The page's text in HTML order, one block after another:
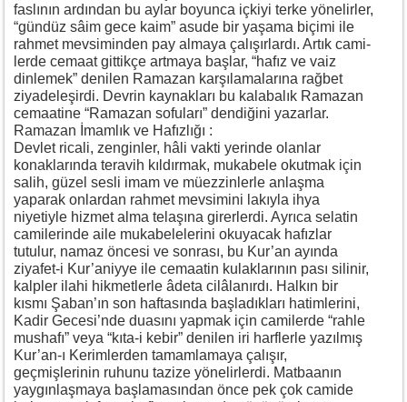
faslının ardından bu aylar boyunca içkiyi terke yönelirler,
“gündüz sâim gece kaim” asude bir yaşama biçimi ile
rahmet mevsiminden pay almaya çalışırlardı. Artık cami-
lerde cemaat gittikçe artmaya başlar, “hafız ve vaiz
dinlemek” denilen Ramazan karşılamalarına rağbet
ziyadeleşirdi. Devrin kaynakları bu kalabalık Ramazan
cemaatine “Ramazan sofuları” dendiğini yazarlar.
Ramazan İmamlık ve Hafızlığı :
Devlet ricali, zenginler, hâli vakti yerinde olanlar
konaklarında teravih kıldırmak, mukabele okutmak için
salih, güzel sesli imam ve müezzinlerle anlaşma
yaparak onlardan rahmet mevsimini lakıyla ihya
niyetiyle hizmet alma telaşına girerlerdi. Ayrıca selatin
camilerinde aile mukabelelerini okuyacak hafızlar
tutulur, namaz öncesi ve sonrası, bu Kur’an ayında
ziyafet-i Kur’aniyye ile cemaatin kulaklarının pası silinir,
kalpler ilahi hikmetlerle âdeta cilâlanırdı. Halkın bir
kısmı Şaban’ın son haftasında başladıkları hatimlerini,
Kadir Gecesi’nde duasını yapmak için camilerde “rahle
mushafı” veya “kıta-i kebir” denilen iri harflerle yazılmış
Kur’an-ı Kerimlerden tamamlamaya çalışır,
geçmişlerinin ruhunu tazize yönelirlerdi. Matbaanın
yaygınlaşmaya başlamasından önce pek çok camide